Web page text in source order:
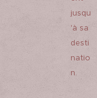
jusqu
'à sa
desti
natio
n.